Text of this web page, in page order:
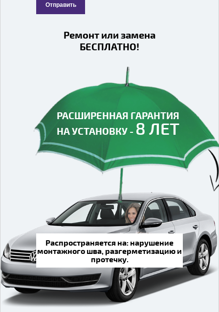
Отправить
Ремонт или замена
БЕСПЛАТНО!
РАСШИРЕННАЯ ГАРАНТИЯ
НА УСТАНОВКУ - 8 ЛЕТ
Распространяется на: нарушение
монтажного шва, разгерметизацию и
протечку.